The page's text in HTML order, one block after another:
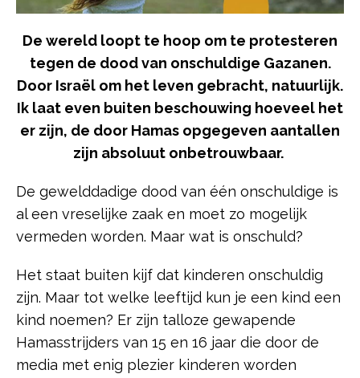
De wereld loopt te hoop om te protesteren
tegen de dood van onschuldige Gazanen.
Door Israël om het leven gebracht, natuurlijk.
Ik laat even buiten beschouwing hoeveel het
er zijn, de door Hamas opgegeven aantallen
zijn absoluut onbetrouwbaar.
De gewelddadige dood van één onschuldige is
al een vreselijke zaak en moet zo mogelijk
vermeden worden. Maar wat is onschuld?
Het staat buiten kijf dat kinderen onschuldig
zijn. Maar tot welke leeftijd kun je een kind een
kind noemen? Er zijn talloze gewapende
Hamasstrijders van 15 en 16 jaar die door de
media met enig plezier kinderen worden